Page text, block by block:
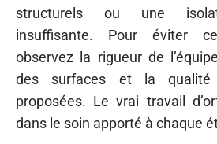
structurels ou une
insuffisante. Pour éviter
observez la rigueur de
des surfaces et la qualité
proposées. Le vrai travail
dans le soin apporté à chaque